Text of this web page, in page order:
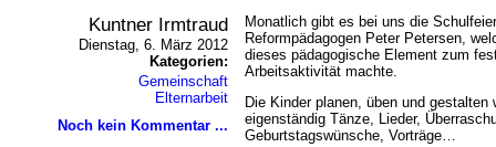
Kuntner Irmtraud
Dienstag, 6. März 2012
Kategorien:
Gemeinschaft
Elternarbeit
Noch kein Kommentar ...
Monatlich gibt es bei uns die
Reformpädagogen Peter Petersen,
dieses pädagogische Element zum
Arbeitsaktivität machte.
Die Kinder planen, üben und gestalten
eigenständig Tänze, Lieder,
Geburtstagswünsche, Vorträge